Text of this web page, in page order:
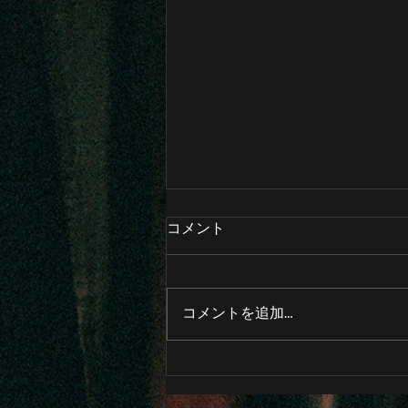
CrowsAlive Presents.”NEW
コメント
コメントを追加…